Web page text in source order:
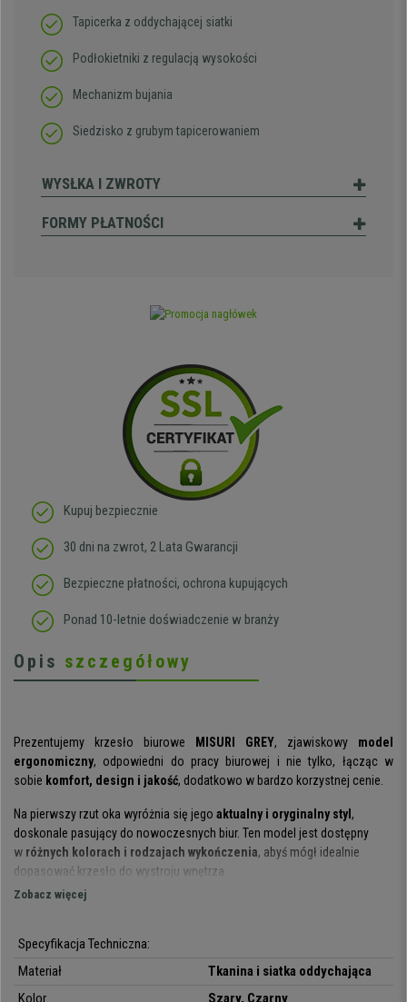
Tapicerka z oddychającej siatki
Podłokietniki z regulacją wysokości
Mechanizm bujania
Siedzisko z grubym tapicerowaniem
WYSŁKA I ZWROTY
FORMY PŁATNOŚCI
Kupuj bezpiecznie
30 dni na zwrot, 2 Lata Gwarancji
Bezpieczne płatności, ochrona kupujących
Ponad 10-letnie doświadczenie w branży
Opis szczegółowy
Prezentujemy krzesło biurowe MISURI GREY, zjawiskowy model
ergonomiczny, odpowiedni do pracy biurowej i nie tylko, łącząc w
sobie komfort, design i jakość, dodatkowo w bardzo korzystnej cenie.
Na pierwszy rzut oka wyróżnia się jego aktualny i oryginalny styl ,
doskonale pasujący do nowoczesnych biur. Ten model jest dostępny
w różnych kolorach i rodzajach wykończenia, abyś mógł idealnie
dopasować krzesło do wystroju wnętrza.
Mamy do czynienia z
plecy w optymalnej pozycji, oraz
wypełnieniem wysokiej gęstości (40 kg/m3), idealne, aby spędzić,
Podłokietniki z regulacją
Zobacz więcej
Specyfikacja Techniczna:
Materiał
Tkanina i siatka oddychająca
Kolor
Szary, Czarny